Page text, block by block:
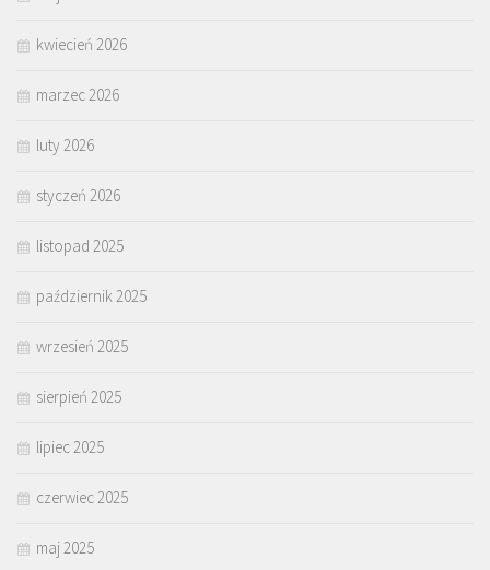
kwiecień 2026
marzec 2026
luty 2026
styczeń 2026
listopad 2025
październik 2025
wrzesień 2025
sierpień 2025
lipiec 2025
czerwiec 2025
maj 2025